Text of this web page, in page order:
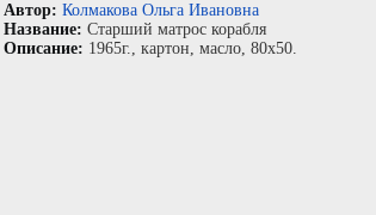
Автор: Колмакова Ольга Ивановна
Название: Старший матрос корабля
Описание: 1965г., картон, масло, 80x50.